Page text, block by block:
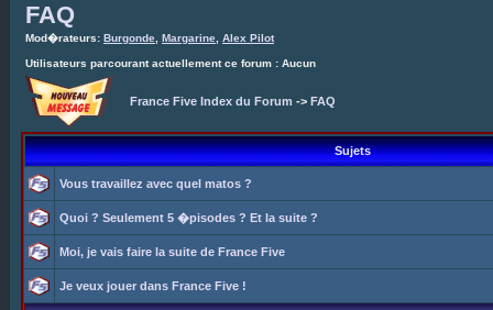
FAQ
Mod�rateurs: Burgonde Margarine Alex Pilot
Utilisateurs parcourant actuellement ce forum : Aucun
France Five Index du Forum -> FAQ
Sujets
Vous travaillez avec quel matos ?
Quoi ? Seulement 5 �pisodes ? Et la suite ?
Moi, je vais faire la suite de France Five
Je veux jouer dans France Five !